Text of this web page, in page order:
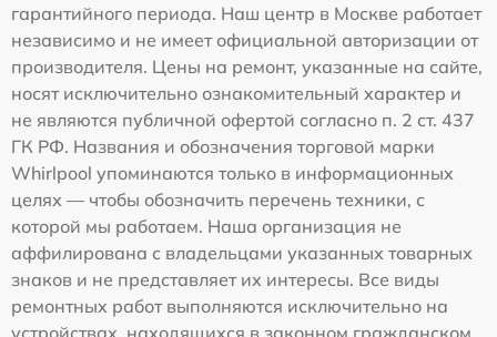
гарантийного периода. Наш центр в Москве работает
независимо и не имеет официальной авторизации от
производителя. Цены на ремонт, указанные на сайте,
носят исключительно ознакомительный характер и
не являются публичной офертой согласно п. 2 ст. 437
ГК РФ. Названия и обозначения торговой марки
Whirlpool упоминаются только в информационных
целях — чтобы обозначить перечень техники, с
которой мы работаем. Наша организация не
аффилирована с владельцами указанных товарных
знаков и не представляет их интересы. Все виды
ремонтных работ выполняются исключительно на